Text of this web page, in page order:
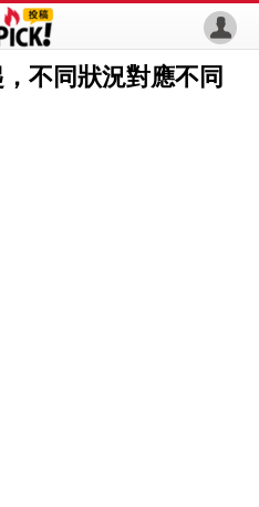
不同狀況對應不同